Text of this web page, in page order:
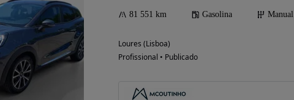
81 551 km Gasolina Manual
Loures (Lisboa)
Profissional • Publicado